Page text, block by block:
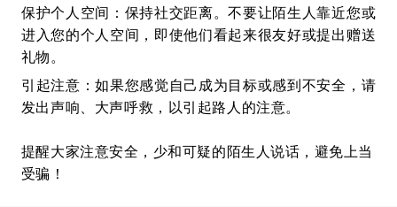
保护个人空间：保持社交距离。不要让陌生人靠近您或
进入您的个人空间，即使他们看起来很友好或提出赠送
礼物。
引起注意：如果您感觉自己成为目标或感到不安全，请
发出声响、大声呼救，以引起路人的注意。
提醒大家注意安全，少和可疑的陌生人说话，避免上当
受骗！